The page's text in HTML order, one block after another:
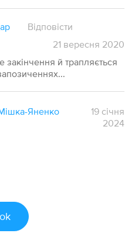
Відповісти
21 вересня 2020
закінчення й трапляється
Яненко
19 січня
2024